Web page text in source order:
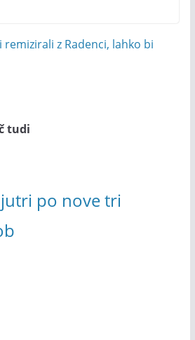
remizirali z Radenci, lahko bi
tudi
po nove tri